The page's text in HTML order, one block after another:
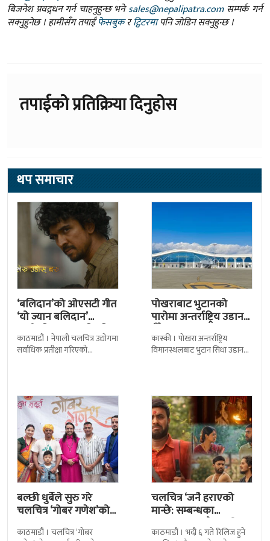
बिजनेश प्रवद्र्धन गर्न चाहनुहुन्छ भनेsales@nepalipatra.comसम्पर्क गर्न
सक्नुहुनेछ । हामीसँग तपाईंफेसबुकरट्विटरमापनि जोडिन सक्नुहुन्छ ।
तपाईको प्रतिक्रिया दिनुहोस
थप समाचार
‘बलिदान’को ओएसटी गीत
‘यो ज्यान बलिदान’
सार्वजनिक, मातृभूमिप्रति
पुत्रको भावनात्मक…
काठमाडौं । नेपाली चलचित्र उद्योगमा
सर्वाधिक प्रतीक्षा गरिएको
पोखराबाट भुटानको
पारोमा अन्तर्राष्ट्रिय उडान
हुँदै
कास्की । पोखरा अन्तर्राष्ट्रिय
विमानस्थलबाट भुटान सिधा उडान
बल्छी धुर्बेले सुरु गरे
चलचित्र ‘गोबर गणेश’को
छायांकन
काठमाडौं । चलचित्र ‘गोबर
चलचित्र ‘जनै हराएको
मान्छे: सम्बन्धका
धागाहरू’मा जनै कसरी
हराउँछ ?
काठमाडौं । भदौ ६ गते रिलिज हुने